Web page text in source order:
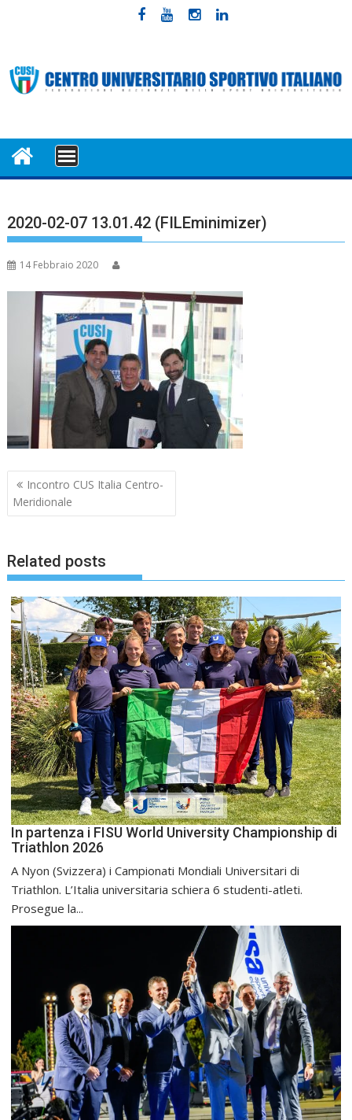
MENU
2020-02-07 13.01.42 (FILEminimizer)
14 Febbraio 2020
Navigazione
articoli
Incontro CUS Italia Centro-
Meridionale
Related posts
In partenza i FISU World University Championship di
Triathlon 2026
A Nyon (Svizzera) i Campionati Mondiali Universitari di
Triathlon. L’Italia universitaria schiera 6 studenti-atleti.
Prosegue la...